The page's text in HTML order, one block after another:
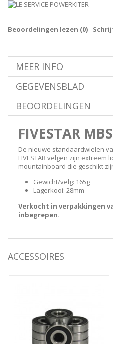
Beoordelingen lezen (0)
MEER INFO
GEGEVENSBLAD
BEOORDELINGEN
FIVESTAR
De nieuwe standaardwielen
FIVESTAR velgen zijn extreem
mountainboard die geschikt
Gewicht/velg: 165g
Lagerkooi: 28mm
Verkocht in verpakkingen
inbegrepen.
ACCESSOIRES